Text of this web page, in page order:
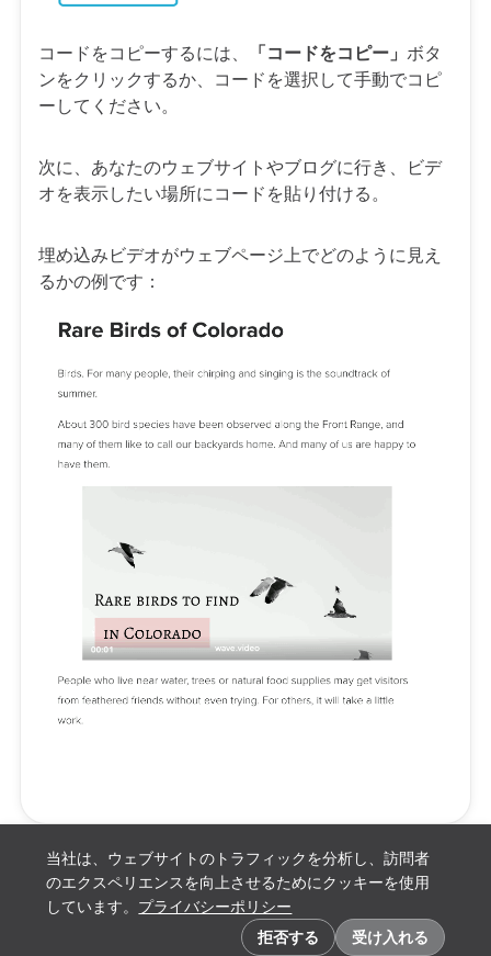
当社は、ウェブサイトのトラフィックを分析し、訪問者
のエクスペリエンスを向上させるためにクッキーを使用
しています。 プライバシーポリシー
拒否する
受け入れる
コードをコピーするには、 「コードをコピー」 ボタ
ンをクリックするか、コードを選択して手動でコピ
ーしてください。
次に、あなたのウェブサイトやブログに行き、ビデ
オを表示したい場所にコードを貼り付ける。
埋め込みビデオがウェブページ上でどのように見え
るかの例です：
クッキーの設定